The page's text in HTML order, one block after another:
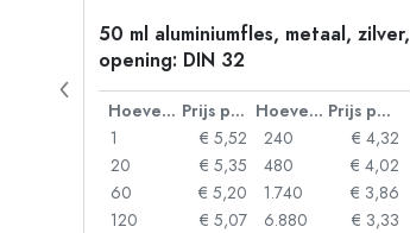
50 ml aluminiumfles, metaal, zilver,
opening: DIN 32
Hoeveelheid Prijs per eenheid Hoeveelheid
Prijs per eenheid
1
€ 5,52
20
€ 5,35
60
€ 5,20
120
€ 5,07
240
€ 4,32
480
€ 4,02
1.740
€ 3,86
6.880
€ 3,33